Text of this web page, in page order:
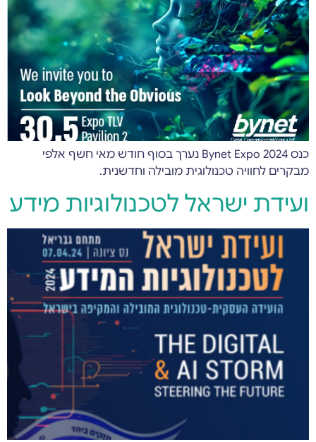
כנס Bynet Expo 2024 נערך בסוף חודש מאי חשף אלפי
מבקרים לחוויה טכנולוגית מובילה וחדשנית.
ועידת ישראל לטכנולוגיות מידע